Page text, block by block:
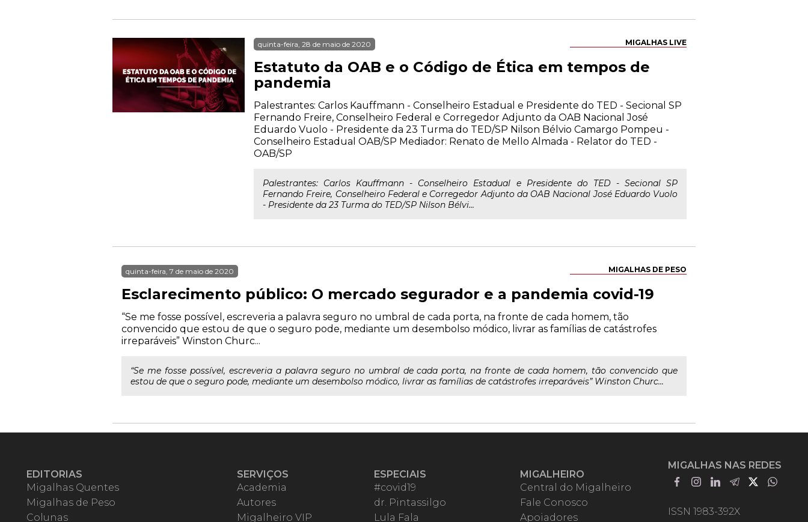
MIGALHAS LIVE
quinta-feira, 28 de maio de 2020
Estatuto da OAB e o Código de Ética em tempos de
pandemia
Palestrantes: Carlos Kauffmann - Conselheiro Estadual e Presidente do TED - Secional SP
Fernando Freire, Conselheiro Federal e Corregedor Adjunto da OAB Nacional José
Eduardo Vuolo - Presidente da 23 Turma do TED/SP Nilson Bélvio Camargo Pompeu -
Conselheiro Estadual OAB/SP Mediador: Renato de Mello Almada - Relator do TED -
OAB/SP
Palestrantes: Carlos Kauffmann - Conselheiro Estadual e Presidente do TED - Secional SP
Fernando Freire, Conselheiro Federal e Corregedor Adjunto da OAB Nacional José Eduardo Vuolo
- Presidente da 23 Turma do TED/SP Nilson Bélvi...
MIGALHAS DE PESO
quinta-feira, 7 de maio de 2020
Esclarecimento público: O mercado segurador e a pandemia covid-19
“Se me fosse possível, escreveria a palavra seguro no umbral de cada porta, na fronte de cada homem, tão
convencido que estou de que o seguro pode, mediante um desembolso módico, livrar as famílias de catástrofes
irreparáveis” Winston Churc...
“Se me fosse possível, escreveria a palavra seguro no umbral de cada porta, na fronte de cada homem, tão convencido que
estou de que o seguro pode, mediante um desembolso módico, livrar as famílias de catástrofes irreparáveis” Winston Churc...
EDITORIAS
Migalhas Quentes
Migalhas de Peso
Colunas
SERVIÇOS
Academia
Autores
Migalheiro VIP
ESPECIAIS
#covid19
dr. Pintassilgo
Lula Fala
MIGALHEIRO
Central do Migalheiro
Fale Conosco
Apoiadores
MIGALHAS NAS REDES
ISSN 1983-392X